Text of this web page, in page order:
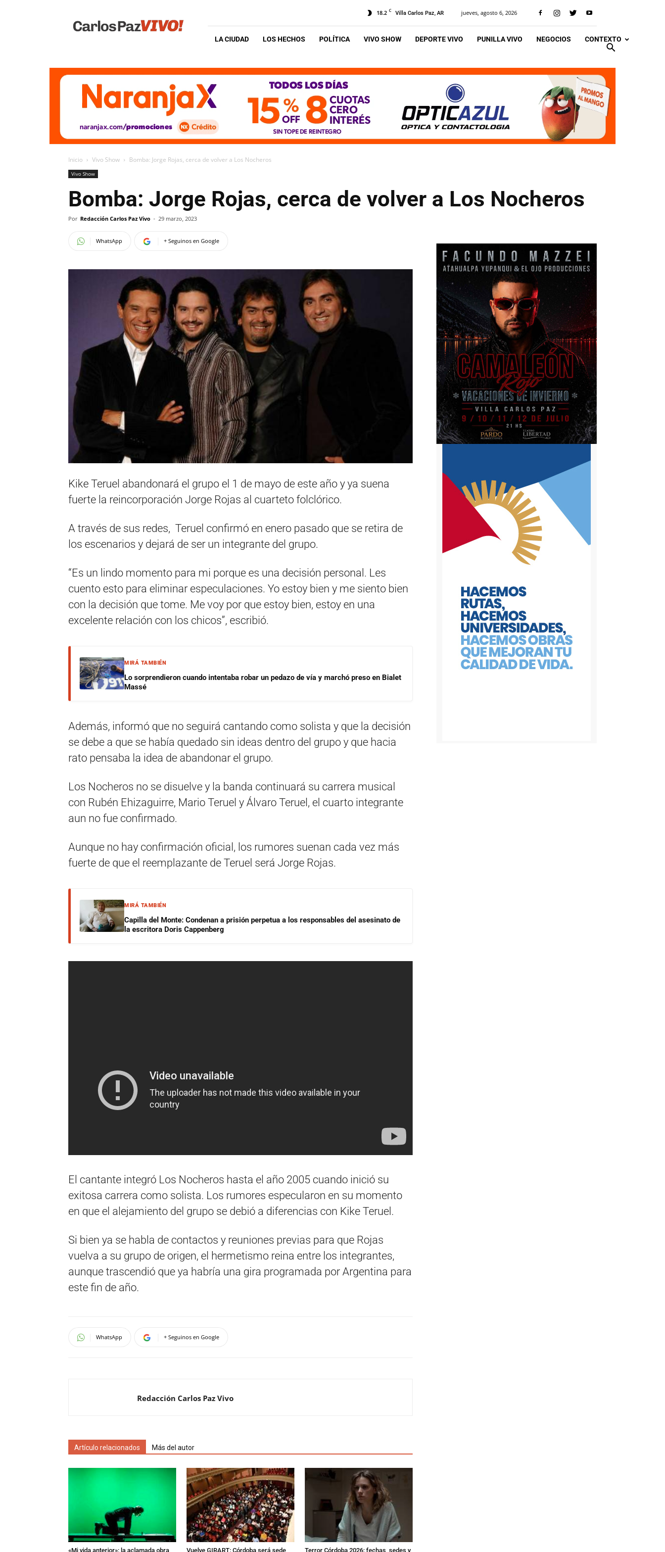
Vivo
18.2 C Villa Carlos Paz, AR jueves, agosto 6, 2026
LA CIUDAD LOS HECHOS POLÍTICA VIVO SHOW DEPORTE VIVO PUNILLA VIVO NEGOCIOS CONTEXTO
Inicio Vivo Show Bomba: Jorge Rojas, cerca de volver a Los Nocheros
Vivo Show
Bomba: Jorge Rojas, cerca de volver a Los Nocheros
Por Redacción Carlos Paz Vivo - 29 marzo, 2023
WhatsApp + Seguinos en Google
Kike Teruel abandonará el grupo el 1 de mayo de este año y ya suena
fuerte la reincorporación Jorge Rojas al cuarteto folclórico.
A través de sus redes, Teruel confirmó en enero pasado que se retira de
los escenarios y dejará de ser un integrante del grupo.
“Es un lindo momento para mi porque es una decisión personal. Les
cuento esto para eliminar especulaciones. Yo estoy bien y me siento bien
con la decisión que tome. Me voy por que estoy bien, estoy en una
excelente relación con los chicos”, escribió.
MIRÁ TAMBIÉN
Lo sorprendieron cuando intentaba robar un pedazo de vía y marchó preso en Bialet
Massé
Además, informó que no seguirá cantando como solista y que la decisión
se debe a que se había quedado sin ideas dentro del grupo y que hacia
rato pensaba la idea de abandonar el grupo.
Los Nocheros no se disuelve y la banda continuará su carrera musical
con Rubén Ehizaguirre, Mario Teruel y Álvaro Teruel, el cuarto integrante
aun no fue confirmado.
Aunque no hay confirmación oficial, los rumores suenan cada vez más
fuerte de que el reemplazante de Teruel será Jorge Rojas.
MIRÁ TAMBIÉN
Capilla del Monte: Condenan a prisión perpetua a los responsables del asesinato de
la escritora Doris Cappenberg
El cantante integró Los Nocheros hasta el año 2005 cuando inició su
exitosa carrera como solista. Los rumores especularon en su momento
en que el alejamiento del grupo se debió a diferencias con Kike Teruel.
Si bien ya se habla de contactos y reuniones previas para que Rojas
vuelva a su grupo de origen, el hermetismo reina entre los integrantes,
aunque trascendió que ya habría una gira programada por Argentina para
este fin de año.
WhatsApp + Seguinos en Google
Redacción Carlos Paz Vivo
Artículo relacionados Más del autor
«Mi vida anterior»: la aclamada obra
Vuelve GIRART: Córdoba será sede
Terror Córdoba 2026: fechas, sedes y